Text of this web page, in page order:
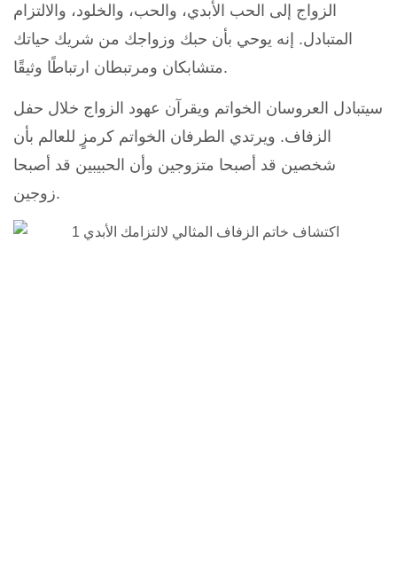
الزواج إلى الحب الأبدي، والحب، والخلود، والالتزام
المتبادل. إنه يوحي بأن حبك وزواجك من شريك حياتك
متشابكان ومرتبطان ارتباطًا وثيقًا.
سيتبادل العروسان الخواتم ويقرآن عهود الزواج خلال حفل
الزفاف. ويرتدي الطرفان الخواتم كرمزٍ للعالم بأن
شخصين قد أصبحا متزوجين وأن الحبيبين قد أصبحا
زوجين.